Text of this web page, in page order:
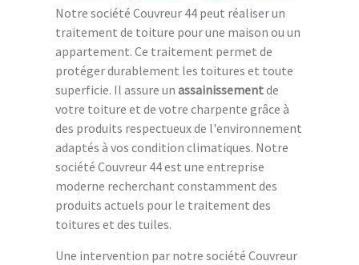
Notre société Couvreur 44 peut réaliser un
traitement de toiture pour une maison ou un
appartement. Ce traitement permet de
protéger durablement les toitures et toute
superficie. Il assure un assainissementde
votre toiture et de votre charpente grâce à
des produits respectueux de l'environnement
adaptés à vos condition climatiques. Notre
société Couvreur 44 est une entreprise
moderne recherchant constamment des
produits actuels pour le traitement des
toitures et des tuiles.
Une intervention par notre société Couvreur